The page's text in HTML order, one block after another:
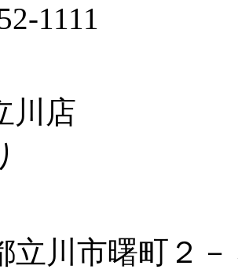
1111
川店
立川市曙町２